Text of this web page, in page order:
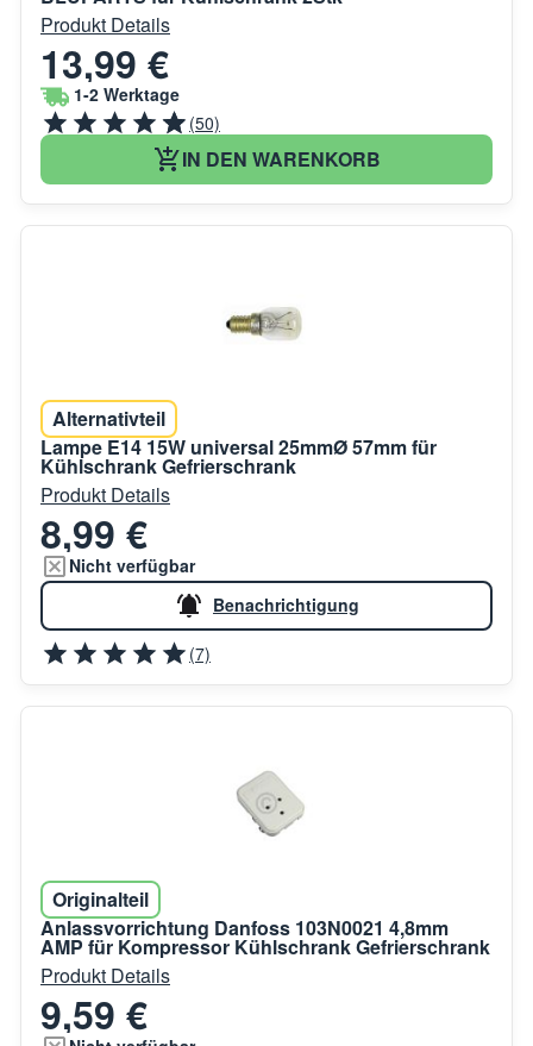
Produkt Details
13,99 €
1-2 Werktage
(50)
IN DEN WARENKORB
Alternativteil
Lampe E14 15W universal 25mmØ 57mm für
Kühlschrank Gefrierschrank
Produkt Details
8,99 €
Nicht verfügbar
Benachrichtigung
(7)
Originalteil
Anlassvorrichtung Danfoss 103N0021 4,8mm
AMP für Kompressor Kühlschrank Gefrierschrank
Produkt Details
9,59 €